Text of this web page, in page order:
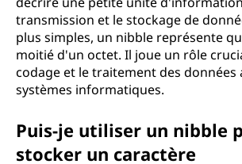
transmission et le stockage de
plus simples, un nibble représente
moitié d'un octet. Il joue un rôle
codage et le traitement des données
systèmes informatiques.
Puis-je utiliser un nibble
stocker un caractère